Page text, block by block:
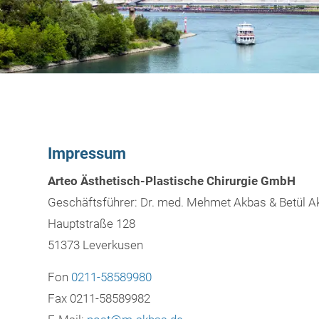
Impressum
Arteo Ästhetisch-Plastische Chirurgie GmbH
Geschäftsführer: Dr. med. Mehmet Akbas & Betül
Hauptstraße 128
51373 Leverkusen
Fon 0211-58589980
Fax 0211-58589982